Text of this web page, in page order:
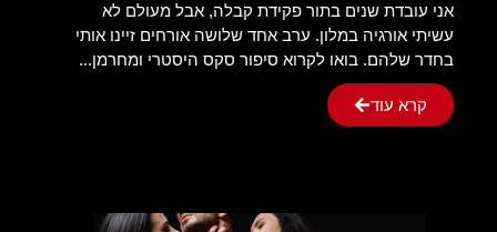
אני עובדת שנים בתור פקידת קבלה, אבל מעולם לא
עשיתי אורגיה במלון. ערב אחד שלושה אורחים זיינו אותי
בחדר שלהם. בואו לקרוא סיפור סקס היסטרי ומחרמן...
קרא עוד